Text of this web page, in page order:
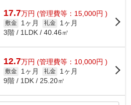
17.7万円 (管理費等：15,000円 )
敷金 1ヶ月 礼金
1ヶ月
3階 / 1LDK / 40.46㎡
12.7万円 (管理費等：10,000円 )
敷金 1ヶ月 礼金
1ヶ月
9階 / 1DK / 25.20㎡